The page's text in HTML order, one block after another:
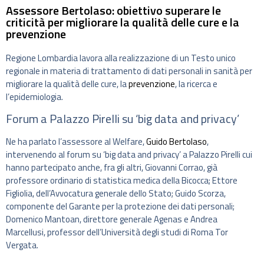
Assessore Bertolaso: obiettivo superare le
criticità per migliorare la qualità delle cure e la
prevenzione
Regione Lombardia lavora alla realizzazione di un Testo unico
regionale in materia di trattamento di dati personali in sanità per
migliorare la qualità delle cure, laprevenzione, la ricerca e
l’epidemiologia.
Forum a Palazzo Pirelli su ‘big data and privacy’
Ne ha parlato l’assessore al Welfare,Guido Bertolaso,
intervenendo al forum su ‘big data and privacy’ a Palazzo Pirelli cui
hanno partecipato anche, fra gli altri, Giovanni Corrao, già
professore ordinario di statistica medica della Bicocca; Ettore
Figliolia, dell’Avvocatura generale dello Stato; Guido Scorza,
componente del Garante per la protezione dei dati personali;
Domenico Mantoan, direttore generale Agenas e Andrea
Marcellusi, professor dell’Università degli studi di Roma Tor
Vergata.